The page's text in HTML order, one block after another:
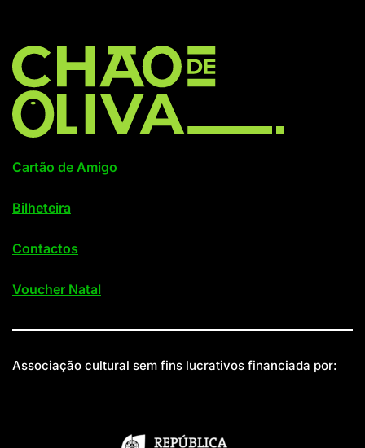
Cartão de Amigo
Bilheteira
Contactos
Voucher Natal
Associação cultural sem fins lucrativos financiada por: